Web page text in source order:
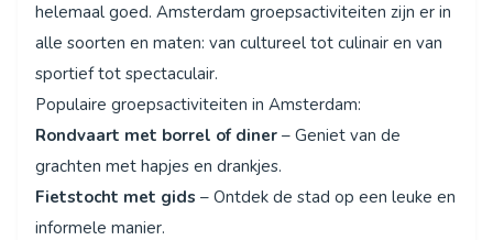
helemaal goed. Amsterdam groepsactiviteiten zijn er in
alle soorten en maten: van cultureel tot culinair en van
sportief tot spectaculair.
Populaire groepsactiviteiten in Amsterdam:
Rondvaart met borrel of diner – Geniet van de
grachten met hapjes en drankjes.
Fietstocht met gids – Ontdek de stad op een leuke en
informele manier.